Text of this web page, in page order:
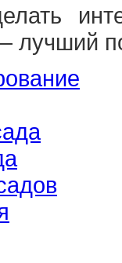
лучший